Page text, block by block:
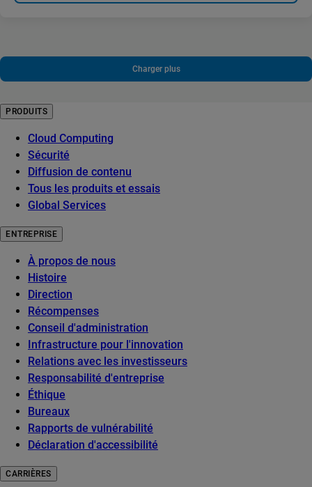
Charger plus
PRODUITS
Cloud Computing
Sécurité
Diffusion de contenu
Tous les produits et essais
Global Services
ENTREPRISE
À propos de nous
Histoire
Direction
Récompenses
Conseil d'administration
Infrastructure pour l'innovation
Relations avec les investisseurs
Responsabilité d'entreprise
Éthique
Bureaux
Rapports de vulnérabilité
Déclaration d'accessibilité
CARRIÈRES